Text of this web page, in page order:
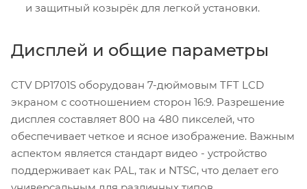
и защитный козырёк для легкой установки.
Дисплей и общие параметры
CTV DP1701S оборудован 7-дюймовым TFT LCD
экраном с соотношением сторон 16:9. Разрешение
дисплея составляет 800 на 480 пикселей, что
обеспечивает четкое и ясное изображение. Важным
аспектом является стандарт видео - устройство
поддерживает как PAL, так и NTSC, что делает его